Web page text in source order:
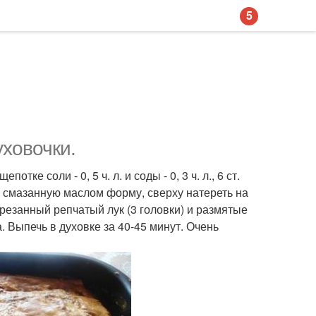
соли - 0, 5 ч. л. и соды - 0, 3 ч. л., 6 ст.
маслом форму, сверху натереть на
репчатый лук (3 головки) и размятые
в духовке за 40-45 минут. Очень
5